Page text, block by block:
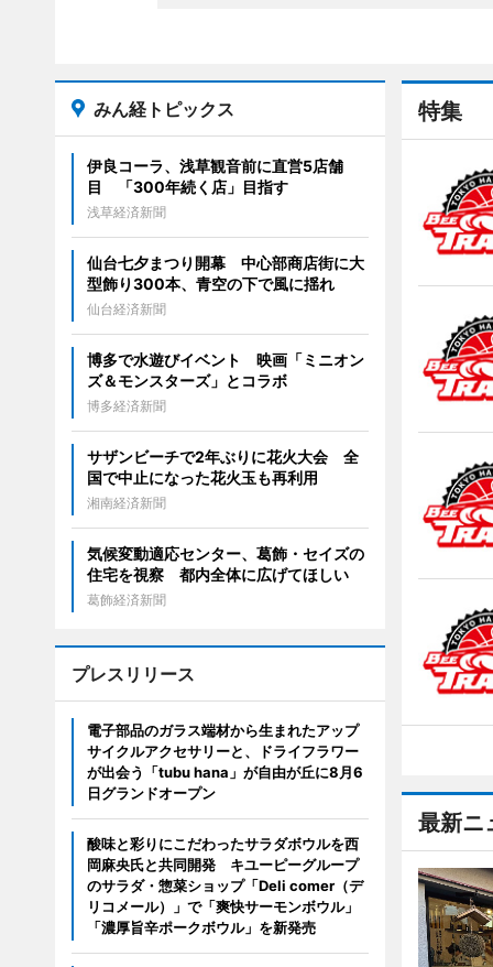
特集
最新ニ
みん経トピックス
伊良コーラ、浅草観音前に直営5店舗
目 「300年続く店」目指す
浅草経済新聞
仙台七夕まつり開幕 中心部商店街に大
型飾り300本、青空の下で風に揺れ
仙台経済新聞
博多で水遊びイベント 映画「ミニオン
ズ＆モンスターズ」とコラボ
博多経済新聞
サザンビーチで2年ぶりに花火大会 全
国で中止になった花火玉も再利用
湘南経済新聞
気候変動適応センター、葛飾・セイズの
住宅を視察 都内全体に広げてほしい
葛飾経済新聞
プレスリリース
電子部品のガラス端材から生まれたアップ
サイクルアクセサリーと、ドライフラワー
が出会う「tubu hana」が自由が丘に8月6
日グランドオープン
酸味と彩りにこだわったサラダボウルを西
岡麻央氏と共同開発 キユーピーグループ
のサラダ・惣菜ショップ「Deli comer（デ
リコメール）」で「爽快サーモンボウル」
「濃厚旨辛ポークボウル」を新発売